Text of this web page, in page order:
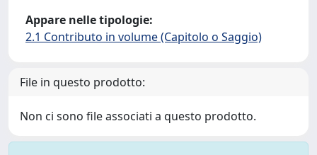
Appare nelle tipologie:
2.1 Contributo in volume (Capitolo o Saggio)
File in questo prodotto:
Non ci sono file associati a questo prodotto.